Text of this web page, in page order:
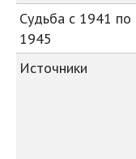
Судьба с 1941 по
1945
Источники